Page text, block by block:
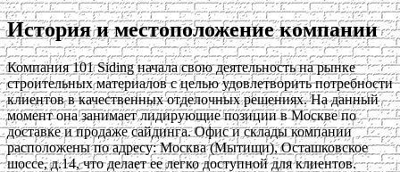
История и местоположение компании
Компания 101 Siding начала свою деятельность на рынке
строительных материалов с целью удовлетворить потребности
клиентов в качественных отделочных решениях. На данный
момент она занимает лидирующие позиции в Москве по
доставке и продаже сайдинга. Офис и склады компании
расположены по адресу: Москва (Мытищи), Осташковское
шоссе, д.14, что делает ее легко доступной для клиентов.